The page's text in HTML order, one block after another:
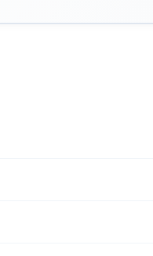
一致。
—优惠组合。